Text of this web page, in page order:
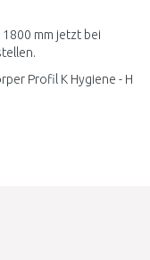
1800 mm jetzt bei
Profil K Hygiene - H